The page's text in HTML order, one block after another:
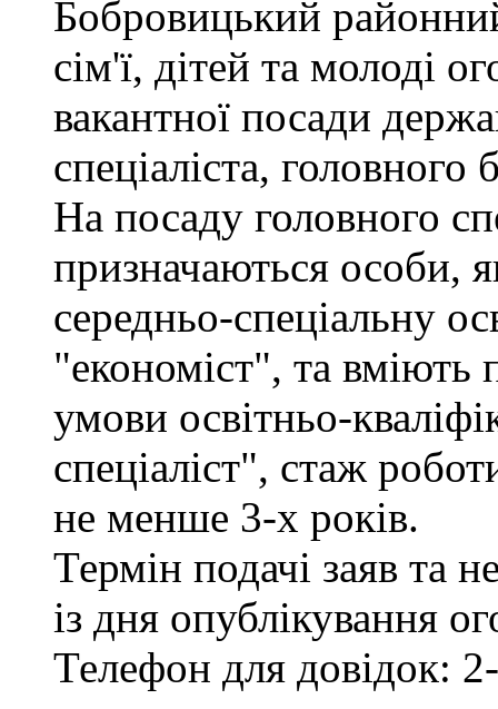
Бобровицький
сім'ї, дітей та молоді
вакантної посади
спеціаліста, головного
На посаду головного
призначаються особи,
середньо-спеціальну
"економіст", та
умови освітньо-
спеціаліст", стаж
не менше 3-х років.
Термін подачі заяв та
із дня опублікування
Телефон для довідок: